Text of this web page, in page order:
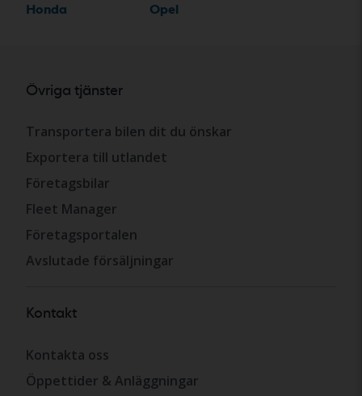
Honda
Opel
Övriga tjänster
Transportera bilen dit du önskar
Exportera till utlandet
Företagsbilar
Fleet Manager
Företagsportalen
Avslutade försäljningar
Kontakt
Kontakta oss
Öppettider & Anläggningar